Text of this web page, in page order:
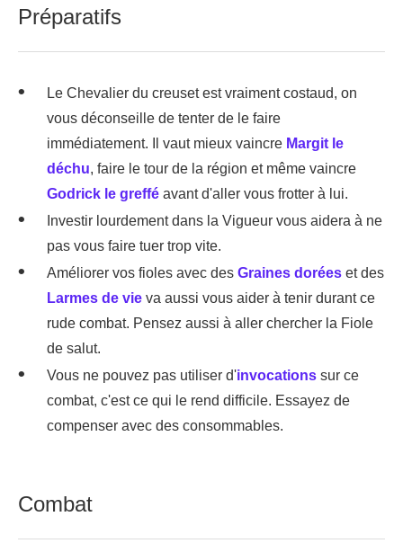
Préparatifs
Le Chevalier du creuset est vraiment costaud, on
vous déconseille de tenter de le faire
immédiatement. Il vaut mieux vaincre Margit le
déchu, faire le tour de la région et même vaincre
Godrick le greffé avant d'aller vous frotter à lui.
Investir lourdement dans la Vigueur vous aidera à ne
pas vous faire tuer trop vite.
Améliorer vos fioles avec des Graines dorées et des
Larmes de vie va aussi vous aider à tenir durant ce
rude combat. Pensez aussi à aller chercher la Fiole
de salut.
Vous ne pouvez pas utiliser d'invocations sur ce
combat, c'est ce qui le rend difficile. Essayez de
compenser avec des consommables.
Combat